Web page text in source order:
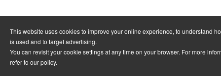
This website uses cookies to improve your online experience, to understand
is used and to target advertising.
You can revisit your cookie settings at any time on your browser. For more
refer to our policy.